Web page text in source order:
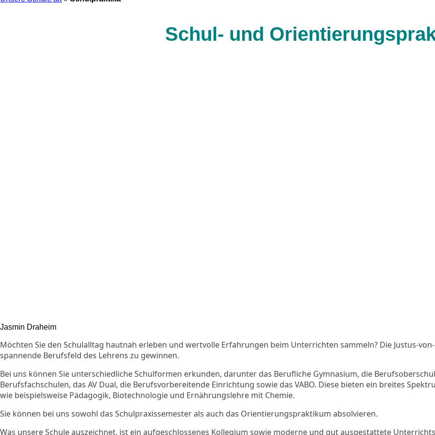
Schul- und
Jasmin Draheim
Möchten Sie den Schulalltag hautnah erleben und wertvolle Erfahrungen beim Unterrichten sammeln? Die Justus-
spannende Berufsfeld des Lehrens zu gewinnen.
Bei uns können Sie unterschiedliche Schulformen erkunden, darunter das Berufliche Gymnasium, die
Berufsfachschulen, das AV Dual, die Berufsvorbereitende Einrichtung sowie das VABO. Diese bieten ein breites
wie beispielsweise Pädagogik, Biotechnologie und Ernährungslehre mit Chemie.
Sie können bei uns sowohl das Schulpraxissemester als auch das Orientierungspraktikum absolvieren.
Was unsere Schule auszeichnet, ist ein aufgeschlossenes Kollegium sowie moderne und gut ausgestattete